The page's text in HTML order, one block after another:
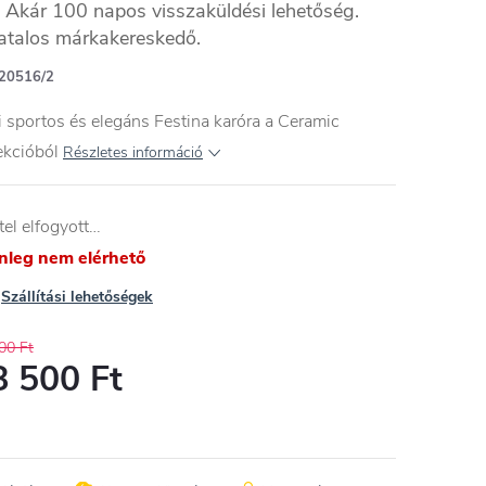
Akár 100 napos visszaküldési lehetőség.
márkakereskedő.
2
sportos és elegáns Festina karóra a Ceramic
Részletes információ
elfogyott…
nem elérhető
Szállítási lehetőségek
Ft
500 Ft